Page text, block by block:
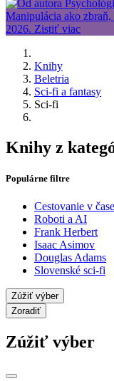
Knihy
Beletria
Sci-fi a fantasy
Sci-fi
Knihy z
Populárne filtre
Cestovanie v čase
Roboti a AI
Frank Herbert
Isaac Asimov
Douglas Adams
Slovenské sci-fi
Zúžiť výber
Zoradiť
Zúžiť výber